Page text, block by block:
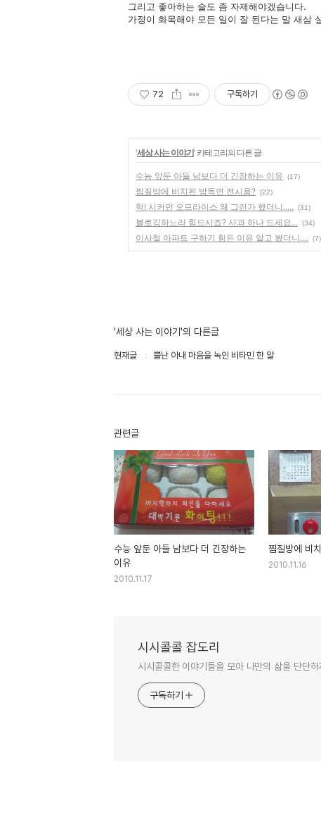
그리고 좋아하는 술도 좀 자제해야겠습니다.
가정이 화목해야 모든 일이 잘 된다는 말 새삼
72 구독하기
'세상 사는 이야기' 카테고리의 다른 글
수능 앞둔 아들 남보다 더 긴장하는 이유 (17)
찜질방에 비치된 방독면 전시용? (22)
헉! 시커먼 오므라이스 왜 그런가 했더니..... (31)
블로깅하느라 힘드시죠? 사과 하나 드세요... (34)
이사철 아파트 구하기 힘든 이유 알고 봤더니.... (7)
'세상 사는 이야기'의 다른글
현재글 뿔난 아내 마음을 녹인 비타민 한 알
관련글
수능 앞둔 아들 남보다 더 긴장하는
이유
2010.11.17
찜질방에 비
2010.11.16
시시콜콜 잡도리
시시콜콜한 이야기들을 모아 나만의 삶을 단단
구독하기